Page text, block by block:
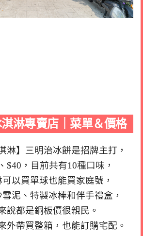
淋專賣店｜菜單＆價格
淋】三明治冰餅是招牌主打，
$40，目前共有10種口味，
以買單球也能買家庭號，
泥、特製冰棒和伴手禮盒，
說都是銅板價很親民。
外帶買整箱，也能訂購宅配。